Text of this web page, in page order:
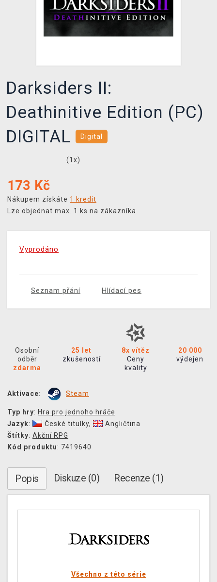
VÝKUP HER (BAZAR)
Darksiders II:
Deathinitive Edition (PC)
DIGITAL
Digital
(1 x)
173 Kč
Nákupem získáte 1 kredit
Lze objednat max. 1 ks na zákazníka.
Vyprodáno
Seznam přání Hlídací pes
Osobní
odběr
zdarma
25 let
zkušeností
8x vítěz
Ceny
kvality
20 000
výdejen
Aktivace: Steam
Typ hry: Hra pro jednoho hráče
Jazyk: České titulky,
Angličtina
Štítky: Akční RPG
Kód produktu: 7419640
Popis Diskuze (0) Recenze (1)
Všechno z této série